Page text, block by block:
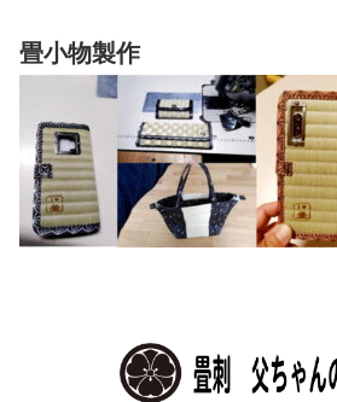
畳小物製作